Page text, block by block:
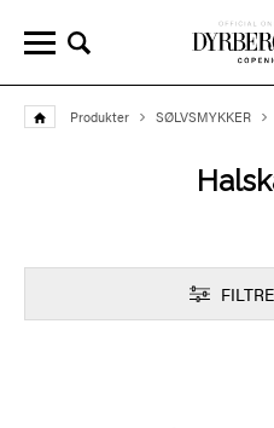
Produkter SØLVSMYKKER